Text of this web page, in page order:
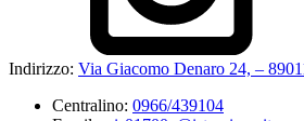
Indirizzo: Via Giacomo Denaro 24, –
Centralino: 0966/439104